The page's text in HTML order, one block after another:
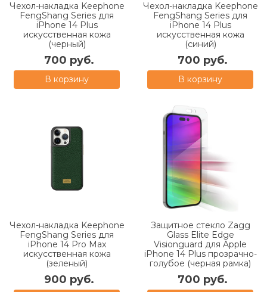
Чехол-накладка Keephone
FengShang Series для
iPhone 14 Plus
искусственная кожа
(черный)
700 руб.
В корзину
Чехол-накладка Keephone
FengShang Series для
iPhone 14 Plus
искусственная кожа
(синий)
700 руб.
В корзину
Чехол-накладка Keephone
FengShang Series для
iPhone 14 Pro Max
искусственная кожа
(зеленый)
900 руб.
Защитное стекло Zagg
Glass Elite Edge
Visionguard для Apple
iPhone 14 Plus прозрачно-
голубое (черная рамка)
700 руб.